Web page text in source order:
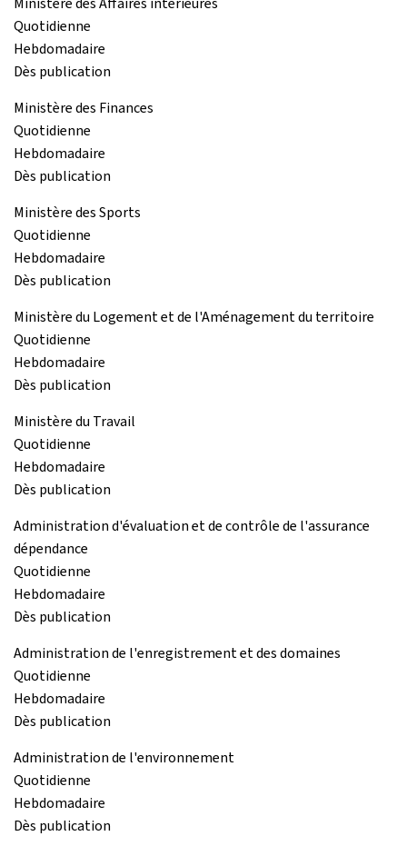
Quotidienne
Hebdomadaire
Dès publication
Ministère des Finances
Quotidienne
Hebdomadaire
Dès publication
Ministère des Sports
Quotidienne
Hebdomadaire
Dès publication
Ministère du Logement et de l'Aménagement du territoire
Quotidienne
Hebdomadaire
Dès publication
Ministère du Travail
Quotidienne
Hebdomadaire
Dès publication
Administration d'évaluation et de contrôle de l'assurance
dépendance
Quotidienne
Hebdomadaire
Dès publication
Administration de l'enregistrement et des domaines
Quotidienne
Hebdomadaire
Dès publication
Administration de l'environnement
Quotidienne
Hebdomadaire
Dès publication